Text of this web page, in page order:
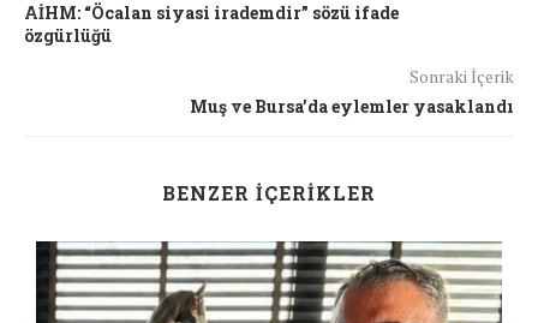
AİHM: “Öcalan siyasi irademdir” sözü ifade
özgürlüğü
Sonraki İçerik
Muş ve Bursa’da eylemler yasaklandı
BENZER İÇERIKLER